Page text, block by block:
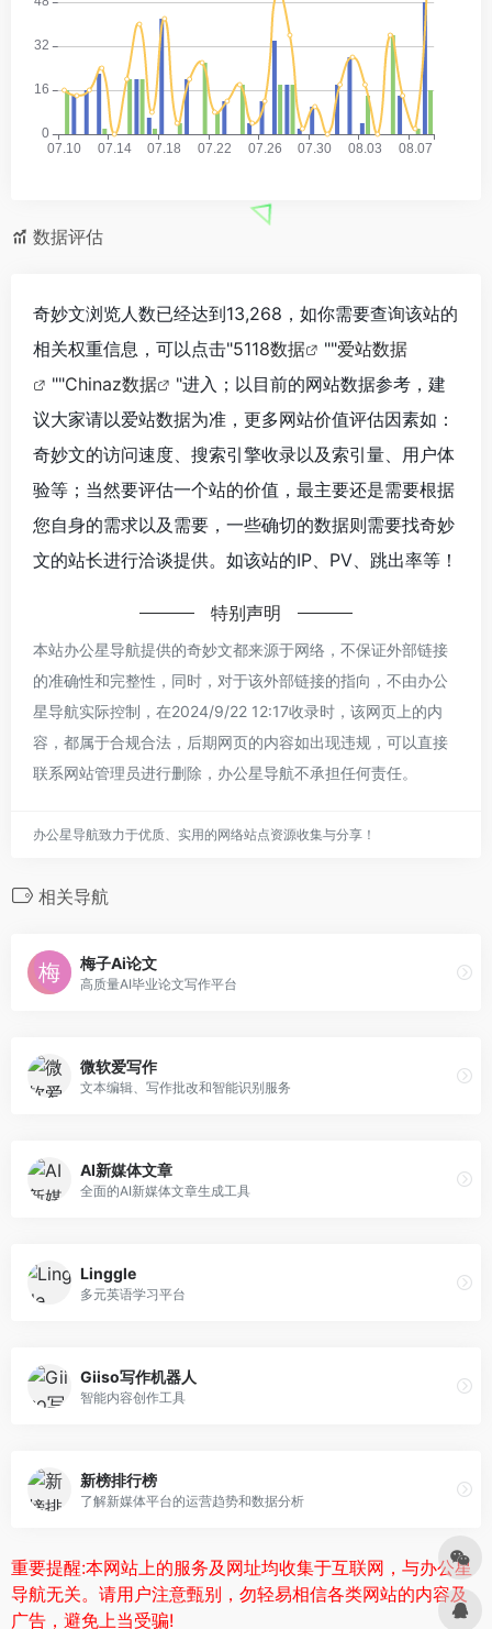
数据评估
奇妙文浏览人数已经达到13,268，如你需要查询该站的
相关权重信息，可以点击"5118数据 ""爱站数据
""Chinaz数据
"进入；以目前的网站数据参考，建
议大家请以爱站数据为准，更多网站价值评估因素如：
奇妙文的访问速度、搜索引擎收录以及索引量、用户体
验等；当然要评估一个站的价值，最主要还是需要根据
您自身的需求以及需要，一些确切的数据则需要找奇妙
文的站长进行洽谈提供。如该站的IP、PV、跳出率等！
特别声明
本站办公星导航提供的奇妙文都来源于网络，不保证外部链接
的准确性和完整性，同时，对于该外部链接的指向，不由办公
星导航实际控制，在2024/9/22 12:17收录时，该网页上的内
容，都属于合规合法，后期网页的内容如出现违规，可以直接
联系网站管理员进行删除，办公星导航不承担任何责任。
办公星导航致力于优质、实用的网络站点资源收集与分享！
相关导航
梅子Ai论文
高质量AI毕业论文写作平台
微软爱写作
文本编辑、写作批改和智能识别服务
AI新媒体文章
全面的AI新媒体文章生成工具
Linggle
多元英语学习平台
Giiso写作机器人
智能内容创作工具
新榜排行榜
了解新媒体平台的运营趋势和数据分析
重要提醒:本网站上的服务及网址均收集于互联网，与办公星
导航无关。请用户注意甄别，勿轻易相信各类网站的内容及
广告，避免上当受骗!